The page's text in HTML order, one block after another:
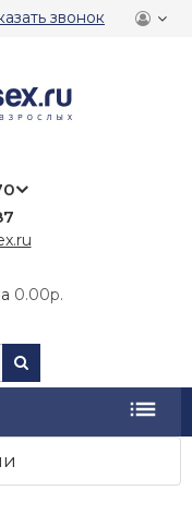
звонок
0.00р.